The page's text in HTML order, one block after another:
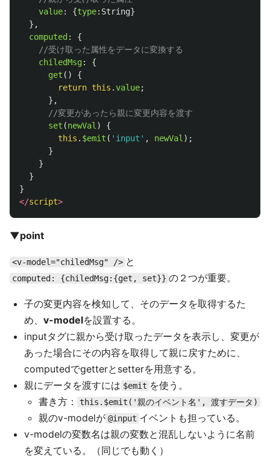
value: {type: String}
},
computed :
{
//受け取った属性をデータに変換する
chiledMsg:
{
get ()
{
return this .value;
},
//変更があったら親に変更内容を渡す
set (newVal )
{
this . $emit ( ' input ' , newVal );
}
}
}
}
</script>
▼point
<v-model="chiledMsg" /> と
computed: {chiledMsg:{get, set}} の２つが重要。
子の変更内容を検知して、そのデータを取得するた
め、 v-modelを設置する。
inputタグに親から受け取ったデータを表示し、変更が
あった場合にその内容を取得して親に戻すために、
computedでgetterとsetterを用意する。
親にデータを渡すには $emit を使う。
書き方：
this.$emit('親のイベント名', 渡すデータ)
親のv-modelが @input イベントも担っている。
v-modelの変数名は親の変数と混乱しないように名前
を変えている。（同じでも動く）